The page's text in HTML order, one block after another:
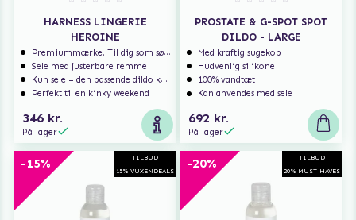
HARNESS LINGERIE
HEROINE
Premiummærke. Til dig som søger ekstra høj kvalitet.
Sele med justerbare remme
Kun sele – den passende dildo kan tilkøbes
Perfekt til en kinky weekend
346 kr.
På lager
PROSTATE & G-SPOT SPOT
DILDO - LARGE
Med kraftig sugekop
Hudvenlig silikone
100% vandtæt
Kan anvendes med sele
692 kr.
På lager
TILBUD
15% VUXENDEALS
-15%
TILBUD
20% MUST-HAVES
-20%